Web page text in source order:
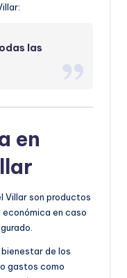
las
en
Villar son productos
en caso
de los
gastos como